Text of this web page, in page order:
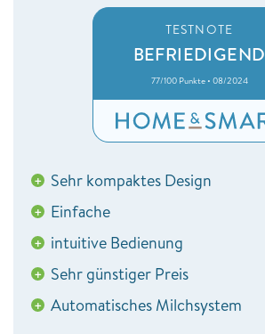
TESTNOTE
BEFRIEDIGEND
77/100 Punkte • 08/2024
+ Sehr kompaktes Design
+ Einfache
+ intuitive Bedienung
+ Sehr günstiger Preis
+ Automatisches Milchsystem